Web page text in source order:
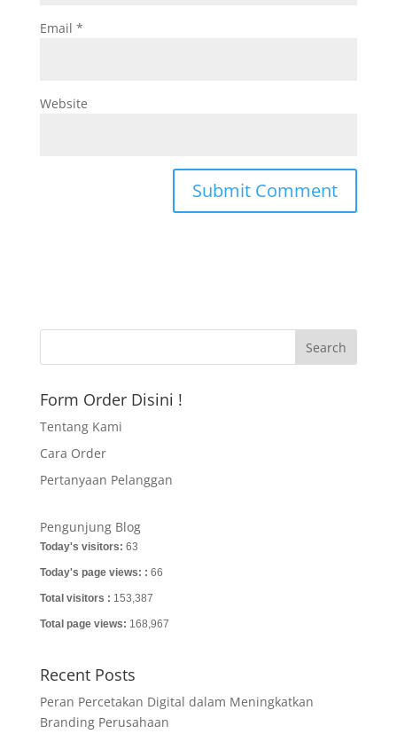
Email *
Website
Form Order Disini !
Tentang Kami
Cara Order
Pertanyaan Pelanggan
Pengunjung Blog
Today's visitors: 63
Today's page views: : 66
Total visitors : 153,387
Total page views: 168,967
Recent Posts
Peran Percetakan Digital dalam Meningkatkan
Branding Perusahaan